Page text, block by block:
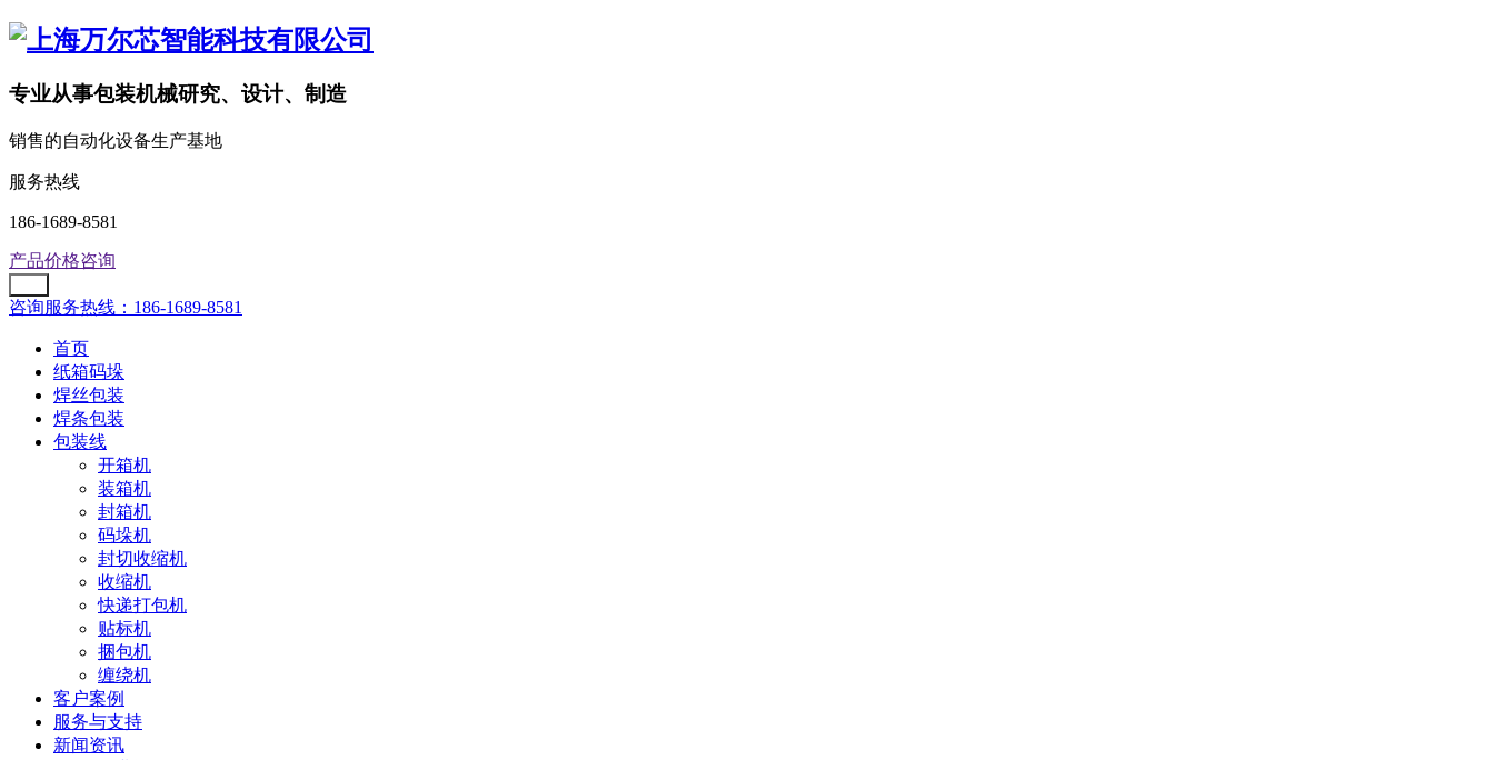
专业从事包装机械研究、设计、制造
销售的自动化设备生产基地
服务热线
186-1689-8581
产品价格咨询
咨询服务热线：186-1689-8581
首页
纸箱码垛
焊丝包装
焊条包装
包装线
开箱机
装箱机
封箱机
码垛机
封切收缩机
收缩机
快递打包机
贴标机
捆包机
缠绕机
客户案例
服务与支持
新闻资讯